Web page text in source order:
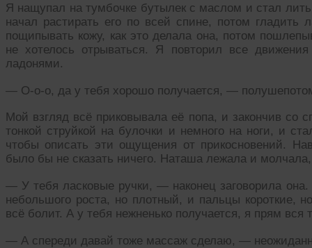
Я нащупал на тумбочке бутылек с маслом и стал
начал растирать его по всей спине, потом
пощипывать кожу, как это делала она, потом
не хотелось отрываться. Я повторил все
ладонями.
— О-о-о, да у тебя хорошо получается, —
Мой взгляд всё приковывала её попа, и закончив со
тонкой струйкой на булочки и немного на ноги, и
чтобы описать эти ощущения от прикосновений.
было бы не сказать ничего. Наташа лежала и
— У тебя ласковые ручки, — наконец заговорила
небольшого роста, но плотный, и пальцы короткие,
всё болит. А у тебя нежненько получается, я прям вся
— А спереди давай тоже массаж сделаю, —